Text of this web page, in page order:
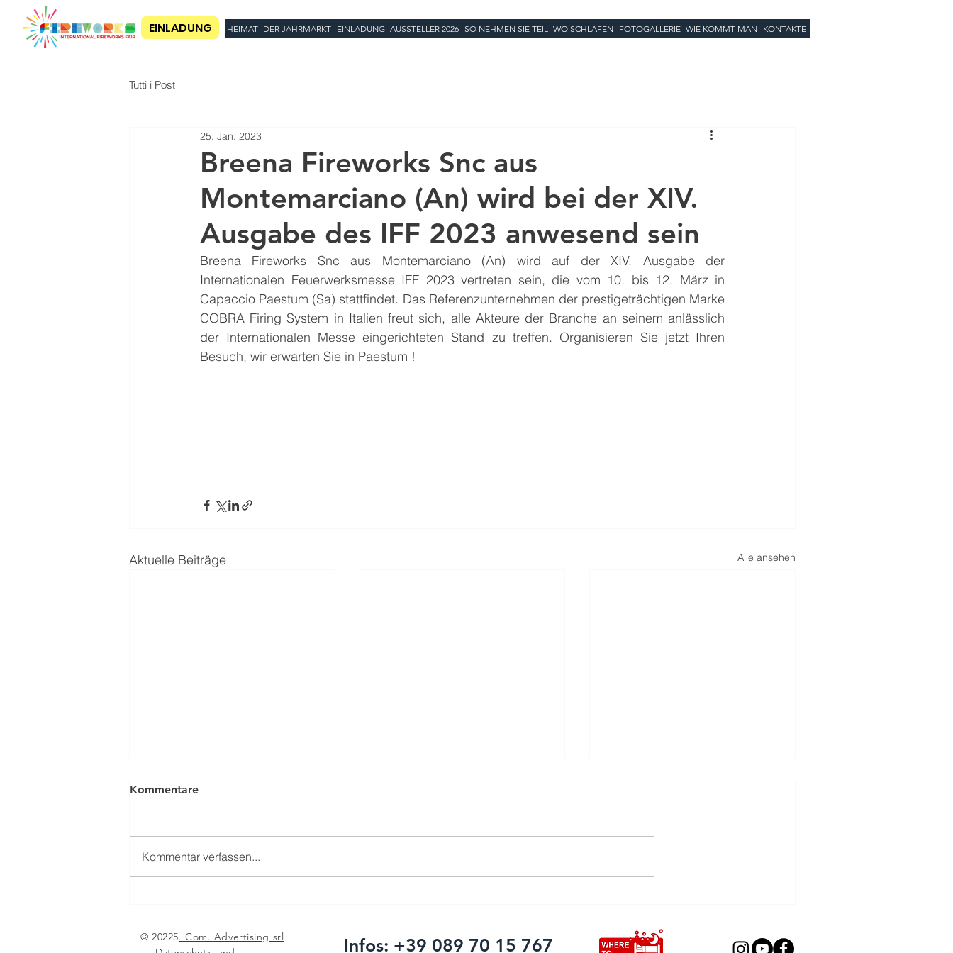
HEIMAT DER JAHRMARKT EINLADUNG AUSSTELLER 2026 SO NEHMEN SIE TEIL WO SCHLAFEN FOTOGALLERIE WIE KOMMT MAN KONTAKTE
EINLADUNG
Tutti i Post
Breena Fireworks Snc aus
Montemarciano (An) wird bei der XIV.
Ausgabe des IFF 2023 anwesend sein
25. Jan. 2023
Breena Fireworks Snc aus Montemarciano (An) wird auf der XIV. Ausgabe der
Internationalen Feuerwerksmesse IFF 2023 vertreten sein, die vom 10. bis 12. März in
Capaccio Paestum (Sa) stattfindet. Das Referenzunternehmen der prestigeträchtigen Marke
COBRA Firing System in Italien freut sich, alle Akteure der Branche an seinem anlässlich
der Internationalen Messe eingerichteten Stand zu treffen. Organisieren Sie jetzt Ihren
Besuch, wir erwarten Sie in Paestum !
Aktuelle Beiträge Alle ansehen
pyrotechnics community
meets in 2026
the International Fireworks
Kommentare
Kommentar verfassen...
© 20225. Com. Advertising srl
Infos: +39 089 70 15 767